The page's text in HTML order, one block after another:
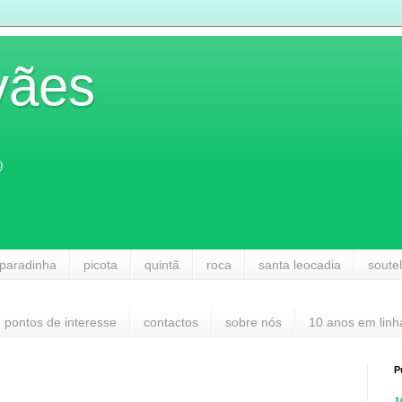
picota quintã roca santa leocadia
pontos de interesse contactos sobre nós 10 anos em